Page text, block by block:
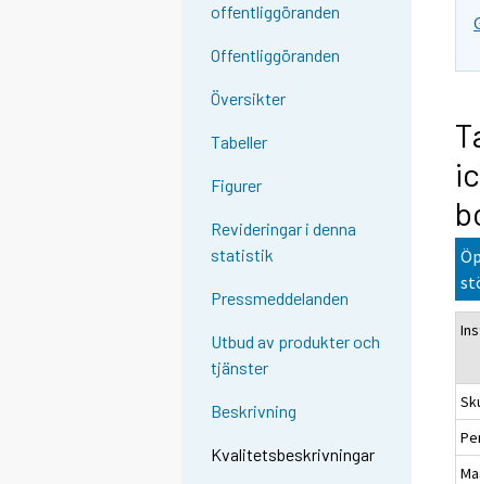
offentliggöranden
Offentliggöranden
Översikter
Tabeller
Figurer
Revideringar i denna
statistik
Pressmeddelanden
Utbud av produkter och
tjänster
Beskrivning
Kvalitetsbeskrivningar